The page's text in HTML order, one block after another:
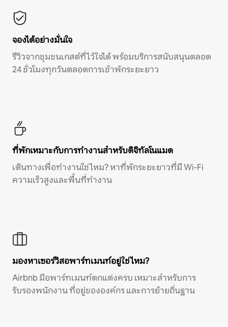
จองได้อย่างมั่นใจ
รีวิวจากชุมชนเกสต์ที่ไว้ใจได้ พร้อมบริการสนับสนุนตลอด
24 ชั่วโมงทุกวันตลอดการเข้าพักระยะยาว
ที่พักเหมาะกับการทำงานสำหรับดิจิทัลโนแมด
เดินทางเพื่อทำงานใช่ไหม? หาที่พักระยะยาวที่มี Wi-Fi
ความเร็วสูงและพื้นที่ทำงาน
มองหาเซอร์วิสอพาร์ทเมนท์อยู่ใช่ไหม?
Airbnb มีอพาร์ทเมนท์ตกแต่งครบ เหมาะสำหรับการ
รับรองพนักงาน ที่อยู่ขององค์กร และการย้ายถิ่นฐาน